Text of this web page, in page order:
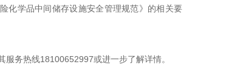
化学品中间储存设施安全管理规范》的相关要
务热线18100652997或进一步了解详情。